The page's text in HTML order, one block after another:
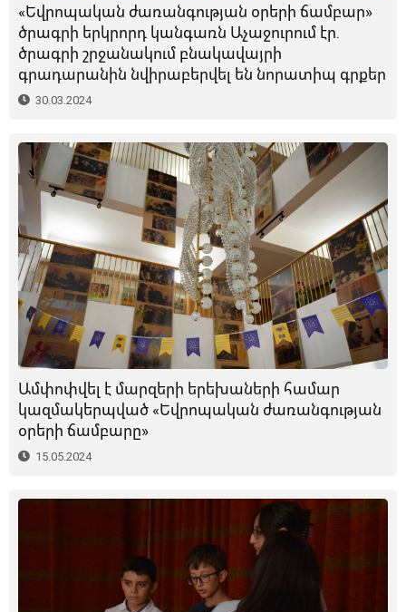
«Եվրոպական ժառանգության օրերի ճամբար»
ծրագրի երկրորդ կանգառն Աչաջուրում էր.
ծրագրի շրջանակում բնակավայրի
գրադարանին նվիրաբերվել են նորատիպ գրքեր
30.03.2024
Ամփոփվել է մարզերի երեխաների համար
կազմակերպված «Եվրոպական ժառանգության
օրերի ճամբարը»
15.05.2024